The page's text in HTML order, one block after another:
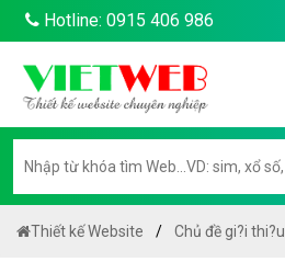
Hotline: 0915 406 986
Thiết kế Website Chủ đề gi?i thi?u